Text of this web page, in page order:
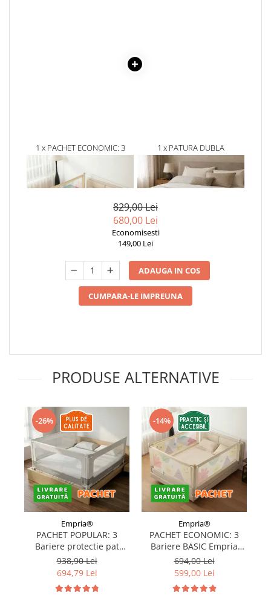
1 x PACHET ECONOMIC: 3
BARIERE BASIC EMPRIA
PROTECTIE PAT 140X200 CM +
BARA STABILIZATOARE
694,00 Lei
599,00 Lei
1 x PATURA DUBLA
CATIFELATA ECRU, MODEL
RELIEFAT IMPLETIT, 230X220
CM
135,00Lei
81,00 Lei
829,00 Lei
680,00 Lei
Economisesti
149,00 Lei
ADAUGA IN COS
CUMPARA-LE IMPREUNA
PRODUSE ALTERNATIVE
-26%
Empria®
PACHET POPULAR: 3
Bariere protectie pat
copii, SELECT, 160x200
cm
938,90 Lei
694,79 Lei
-14%
Empria®
PACHET ECONOMIC: 3
Bariere BASIC Empria
protectie pat 160X200 cm
+ bara stabilizatoare
694,00 Lei
599,00 Lei